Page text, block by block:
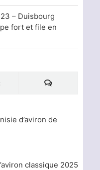
– Duisbourg
fort et file en
d’aviron de
classique 2025